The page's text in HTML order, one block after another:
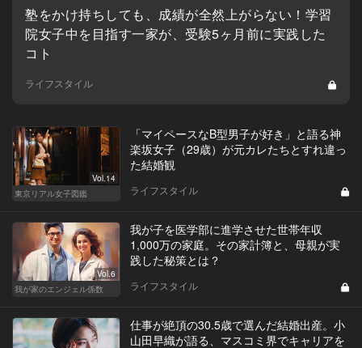
塾をかけ持ちしても、成績が全然上がらない！学習
院女子中を目指す一家が、受験5ヶ月前に実践した
コト
ライフスタイル
Vol.14
東京リアル女子図鑑
「マイペースなB型男子が好き」と語る神
楽坂女子（29歳）が元カレたちとすれ違っ
た結婚観
ライフスタイル
Vol.6
我が家のエンジェル係数
我が子を医学部に進学させた世帯年収
1,000万の家庭。その家計簿と、母親が実
践した秘策とは？
ライフスタイル
仕事が絶頂の30.5歳で選んだ結婚出産。小
山田早織が語る、マスコミ界でキャリアを